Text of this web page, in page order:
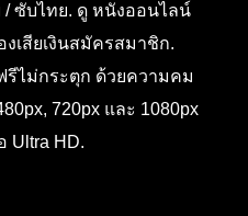
/ ซับไทย. ดู หนังออนไลน์
เสียเงินสมัครสมาชิก.
ไม่กระตุก ด้วยความคม
720px และ 1080px
Ultra HD.